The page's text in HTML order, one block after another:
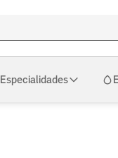
Especialidades